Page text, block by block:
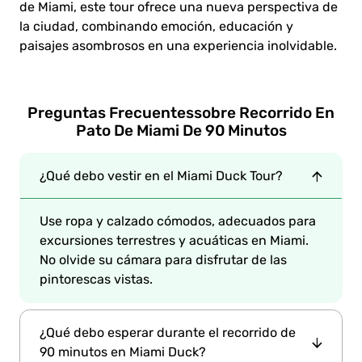
de Miami, este tour ofrece una nueva perspectiva de
la ciudad, combinando emoción, educación y
paisajes asombrosos en una experiencia inolvidable.
Preguntas Frecuentessobre Recorrido En
Pato De Miami De 90 Minutos
¿Qué debo vestir en el Miami Duck Tour?
Use ropa y calzado cómodos, adecuados para
excursiones terrestres y acuáticas en Miami.
No olvide su cámara para disfrutar de las
pintorescas vistas.
¿Qué debo esperar durante el recorrido de
90 minutos en Miami Duck?